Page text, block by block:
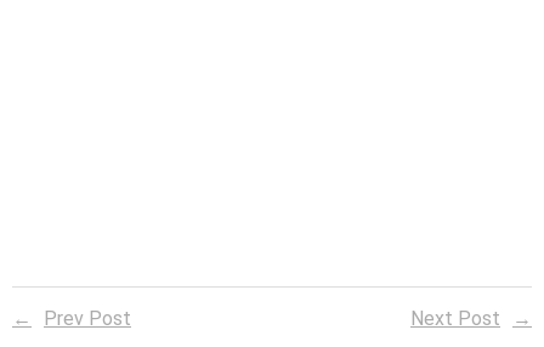
Prev Post Next Post